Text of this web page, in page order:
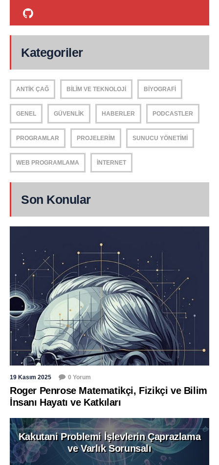
Kategoriler
ANTIK ÇAĞ BILIM VE TEKNOLOJI BIYOGRAFI
GENEL GÜVENLIK HABERLER PODCASTLER
PROGRAMLAR PROJELERIM SUNUCU YÖNETIMI
WEB PROGRAMLAMA İNTERNET
Son Konular
19 Kasım 2025 0 Yorum
Roger Penrose Matematikçi, Fizikçi ve Bilim
İnsanı Hayatı ve Katkıları
Kakutani Problemi İşlevlerin Çaprazlama
ve Varlık Sorunsalı